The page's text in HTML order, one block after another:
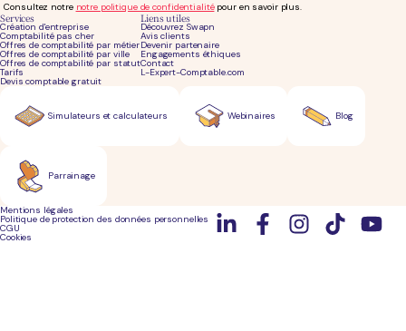
Services
Création d'entreprise
Comptabilité pas cher
Offres de comptabilité par métier
Offres de comptabilité par ville
Offres de comptabilité par statut
Tarifs
Devis comptable gratuit
Liens utiles
Découvrez Swapn
Avis clients
Devenir partenaire
Engagements éthiques
Contact
L-Expert-Comptable.com
Consultez notre notre politique de confidentialitépour en savoir plus.
Simulateurs et calculateurs Blog
Parrainage
Webinaires
Mentions légales
Politique de protection des données personnelles
CGU
Cookies